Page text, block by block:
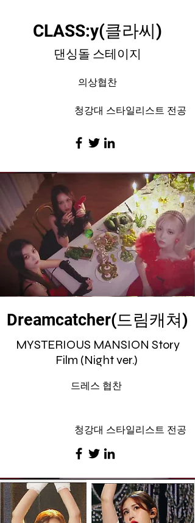
CLASS:y(클라씨)
​댄싱돌 스테이지
​의상협찬
청강대 스타일리스트 전공
Dreamcatcher(드림캐쳐)
MYSTERIOUS MANSION Story
Film (Night ver.)
드레스 협찬
청강대 스타일리스트 전공